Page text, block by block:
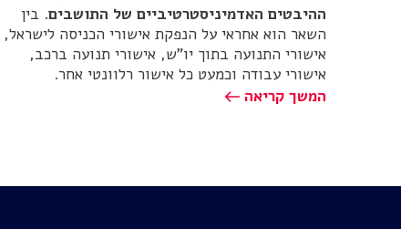
ההיבטים האדמיניסטרטיביים של התושבים. בין
השאר הוא אחראי על הנפקת אישורי הכניסה לישראל,
אישורי התנועה בתוך יו"ש, אישורי תנועה ברכב,
אישורי עבודה וכמעט כל אישור רלוונטי אחר.
המשך קריאה